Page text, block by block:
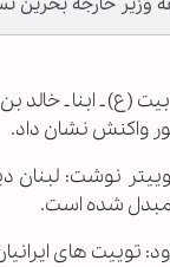
(ع) ـ ابنا ـ
واکنش نشان داد.
نوشت:
مبدل شده است.
توییت های